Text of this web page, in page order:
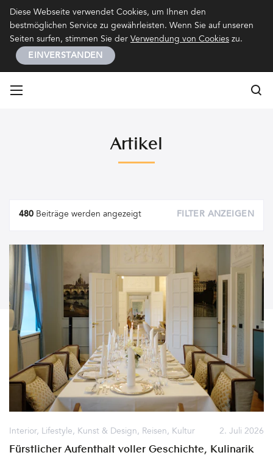
Diese Webseite verwendet Cookies, um Ihnen den
bestmöglichen Service zu gewährleisten. Wenn Sie auf unseren
Seiten surfen, stimmen Sie der Verwendung von Cookies zu.
EINVERSTANDEN
Artikel
Artikel
480 Beiträge werden angezeigt FILTER ANZEIGEN
2. Juli 2026
Interior, Lifestyle, Kunst & Design, Reisen, Kultur
Fürstlicher Aufenthalt voller Geschichte, Kulinarik